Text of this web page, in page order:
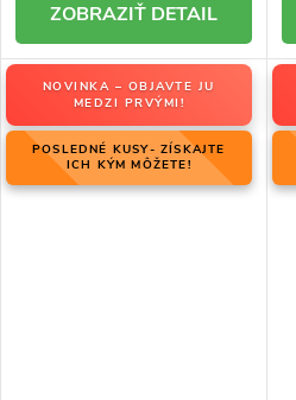
DETAIL
NOVINKA – OBJAVTE JU
MEDZI PRVÝMI!
POSLEDNÉ KUSY- ZÍSKAJTE
ICH KÝM MÔŽETE!